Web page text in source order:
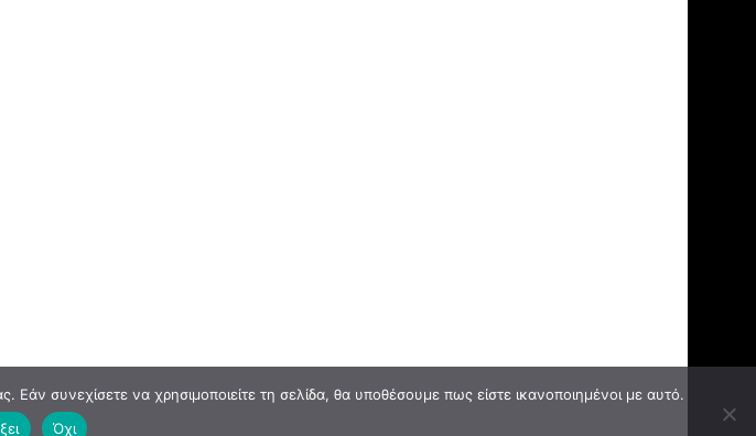
συνεχίσετε να χρησιμοποιείτε τη σελίδα, θα υποθέσουμε πως είστε ικανοποιημένοι με αυτό.
Όχι